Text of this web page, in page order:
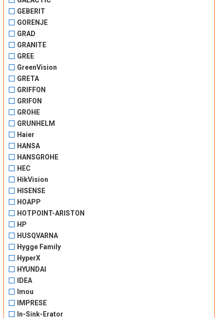
GEBERIT
GORENJE
GRAD
GRANITE
GREE
GreenVision
GRETA
GRIFFON
GRIFON
GROHE
GRUNHELM
Haier
HANSA
HANSGROHE
HEC
HikVision
HISENSE
HOAPP
HOTPOINT-ARISTON
HP
HUSQVARNA
Hygge Family
HyperX
HYUNDAI
IDEA
Imou
IMPRESE
In-Sink-Erator